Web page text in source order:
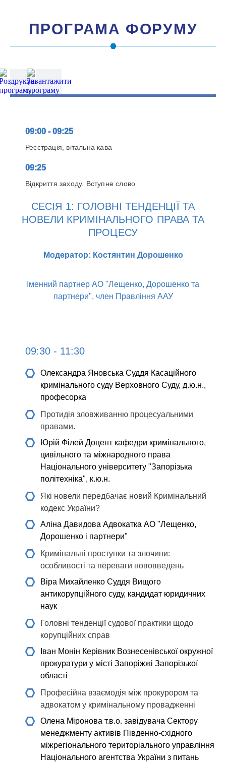
ПРОГРАМА ФОРУМУ
09:00 - 09:25
Реєстрація, вітальна кава
09:25
Відкриття заходу. Вступне слово
СЕСІЯ 1: ГОЛОВНІ ТЕНДЕНЦІЇ ТА
НОВЕЛИ КРИМІНАЛЬНОГО ПРАВА ТА
ПРОЦЕСУ
Модератор: Костянтин Дорошенко
Іменний партнер АО "Лещенко, Дорошенко та
партнери", член Правління ААУ
09:30 - 11:30
Олександра Яновська Суддя Касаційного
кримінального суду Верховного Суду, д.ю.н.,
професорка
Протидія зловживанню процесуальними
правами.
Юрій Філей Доцент кафедри кримінального,
цивільного та міжнародного права
Національного університету "Запорізька
політехніка", к.ю.н.
Які новели передбачає новий Кримінальний
кодекс України?
Аліна Давидова Адвокатка АО "Лещенко,
Дорошенко і партнери"
Кримінальні проступки та злочини:
особливості та переваги нововведень
Віра Михайленко Суддя Вищого
антикорупційного суду, кандидат юридичних
наук
Головні тенденції судової практики щодо
корупційних справ
Іван Монін Керівник Вознесенівської окружної
прокуратури у місті Запоріжжі Запорізької
області
Професійна взаємодія між прокурором та
адвокатом у кримінальному провадженні
Олена Міронова т.в.о. завідувача Сектору
менеджменту активів Південно-східного
міжрегіонального територіального управління
Національного агентства України з питань